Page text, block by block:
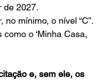
de 2027.
mínimo, o nível “C”.
o ‘Minha Casa,
e, sem ele, os